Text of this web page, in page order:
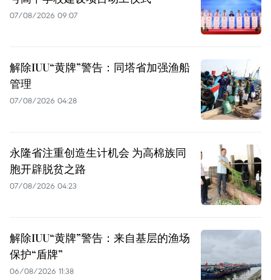
07/08/2026 09:07
解除IUU“黄牌”警告：同塔省加强渔船
管理
07/08/2026 04:28
永隆省注重创造生计机会 为高棉族同
胞开辟脱贫之路
07/08/2026 04:23
解除IUU“黄牌”警告：来自基层的渔场
保护“盾牌”
06/08/2026 11:38